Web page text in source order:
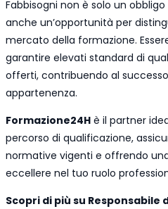
Fabbisogni non è solo un
anche un’opportunità per
mercato della formazione.
garantire elevati standard di
offerti, contribuendo al
appartenenza.
Formazione24H è il partner
percorso di qualificazione,
normative vigenti e offrendo
eccellere nel tuo ruolo
Scopri di più su Responsabile